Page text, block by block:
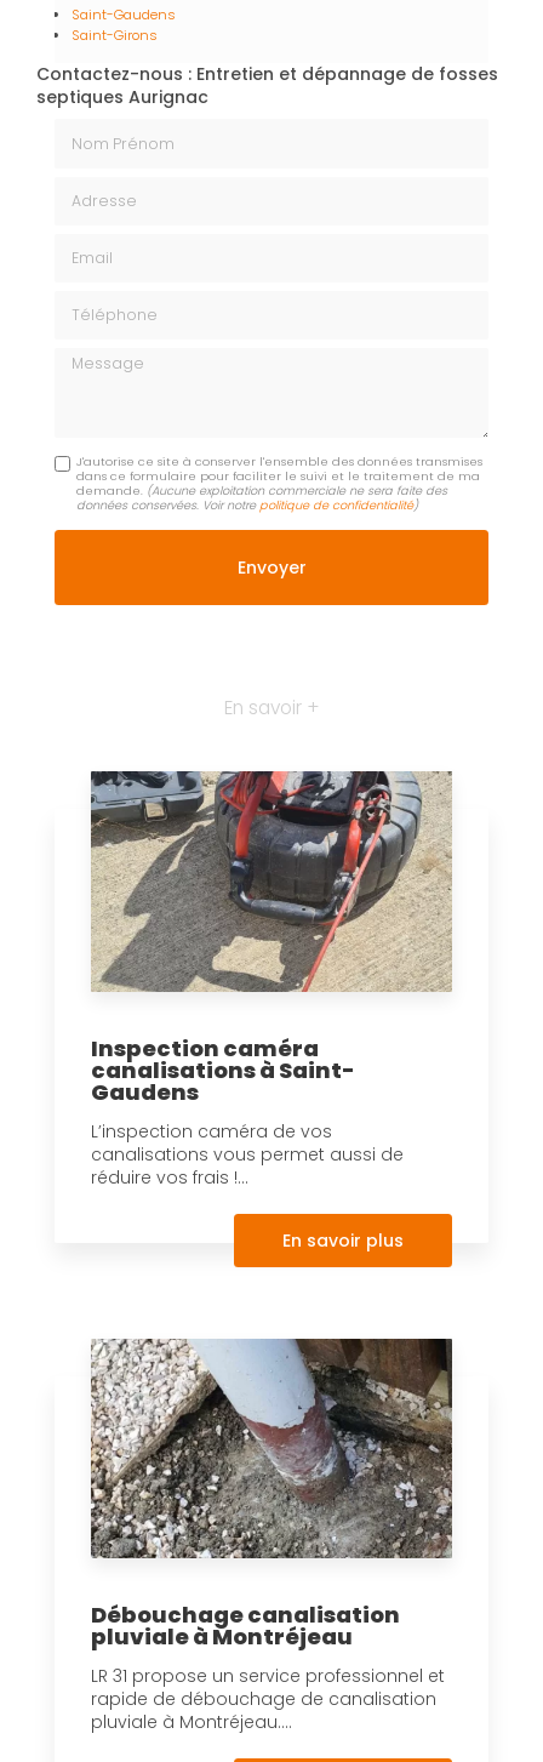
Saint-Gaudens
Saint-Girons
Contactez-nous : Entretien et dépannage de fosses
septiques Aurignac
Message
J'autorise ce site à conserver l'ensemble des données transmises
dans ce formulaire pour faciliter le suivi et le traitement de ma
demande. (Aucune exploitation commerciale ne sera faite des
données conservées. Voir notrepolitique de confidentialité)
En savoir +
Inspection caméra
canalisations à Saint-
Gaudens
L’inspection caméra de vos
canalisations vous permet aussi de
réduire vos frais !...
En savoir plus
Débouchage canalisation
pluviale à Montréjeau
LR 31 propose un service professionnel et
rapide de débouchage de canalisation
pluviale à Montréjeau....